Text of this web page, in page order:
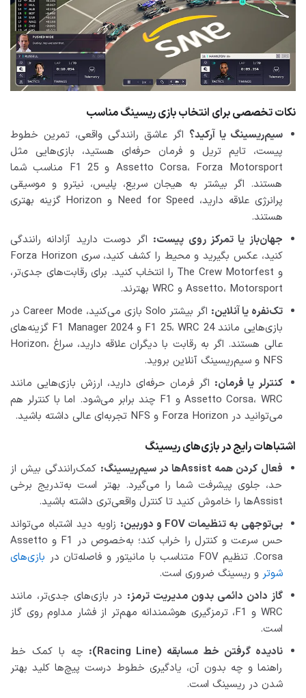
نکات تخصصی برای انتخاب بازی ریسینگ مناسب
سیم‌ریسینگ یا آرکید؟ اگر عاشق رانندگی واقعی، تمرین خطوط
پیست، تایم تریل و فرمان حرفه‌ای هستید، بازی‌هایی مثل
Assetto Corsa، Forza Motorsport و F1 25 مناسب شما
هستند. اگر بیشتر به هیجان سریع، پلیس، نیترو و موسیقی
پرانرژی علاقه دارید، Need for Speed و Horizon گزینه بهتری
هستند.
جهان‌باز یا تمرکز روی پیست: اگر دوست دارید آزادانه رانندگی
کنید، عکس بگیرید و محیط را کشف کنید، سری Forza Horizon
و The Crew Motorfest را انتخاب کنید. برای رقابت‌های جدی‌تر،
Assetto، Motorsport و WRC بهترند.
تک‌نفره یا آنلاین:
اگر بیشتر Solo بازی می‌کنید، Career Mode در
بازی‌هایی مانند F1 25، WRC 24 و F1 Manager 2024 گزینه‌های
عالی هستند. اگر به رقابت با دیگران علاقه دارید، سراغ Horizon،
NFS و سیم‌ریسینگ آنلاین بروید.
کنترلر یا فرمان: اگر فرمان حرفه‌ای دارید، ارزش بازی‌هایی مانند
Assetto Corsa، WRC و F1 چند برابر می‌شود. اما با کنترلر هم
می‌توانید در Forza Horizon و NFS تجربه‌ای عالی داشته باشید.
اشتباهات رایج در بازی‌های ریسینگ
فعال کردن همه Assistها در سیم‌ریسینگ:
کمک‌رانندگی بیش از
حد، جلوی پیشرفت شما را می‌گیرد. بهتر است به‌تدریج برخی
Assistها را خاموش کنید تا کنترل واقعی‌تری داشته باشید.
بی‌توجهی به تنظیمات FOV و دوربین:
زاویه دید اشتباه می‌تواند
حس سرعت و کنترل را خراب کند؛ به‌خصوص در F1 و Assetto
Corsa. تنظیم FOV متناسب با مانیتور و فاصله‌تان در
بازی‌های
شوتر و ریسینگ ضروری است.
گاز دادن دائمی بدون مدیریت ترمز: در بازی‌های جدی‌تر، مانند
WRC و F1، ترمزگیری هوشمندانه مهم‌تر از فشار مداوم روی گاز
است.
نادیده گرفتن خط مسابقه (Racing Line):
چه با کمک خط
راهنما و چه بدون آن، یادگیری خطوط درست پیچ‌ها کلید بهتر
شدن در ریسینگ است.